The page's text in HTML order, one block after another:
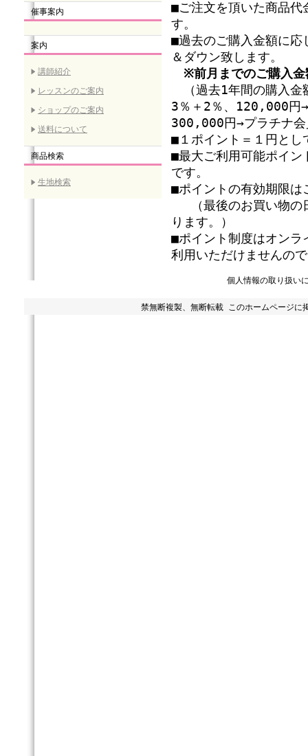
催事案内
案内
講師紹介
レッスンのご案内
ショップのご案内
送料について
商品検索
生地検索
■ご注文を頂いた商品代
す。
■過去のご購入金額に応
＆ダウン致します。
※前月までのご購入
（過去1年間の購入
3％＋2％、120,000円
300,000円→プラチナ会
■１ポイント＝１円とし
■最大ご利用可能ポイン
です。
■ポイントの有効期限は
（最後のお買い物の
ります。）
■ポイント制度はオン
利用いただけませんの
個人情報の取り扱い
禁無断複製、無断転載 このホームページに